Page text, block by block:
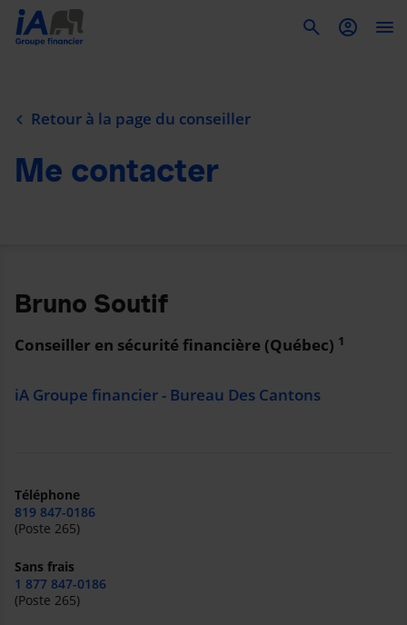
Retour à la page du conseiller
Me contacter
Bruno Soutif
Conseiller en sécurité financière (Québec) 1
iA Groupe financier - Bureau Des Cantons
Téléphone
819 847-0186
(Poste 265)
Sans frais
1 877 847-0186
(Poste 265)